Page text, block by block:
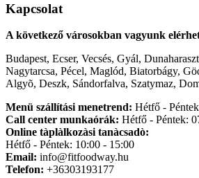
Kapcsolat
A következő városokban vagyunk
Budapest, Ecser, Vecsés, Gyál,
Nagytarcsa, Pécel, Maglód, Biatorbágy,
Algyõ, Deszk, Sándorfalva, Szatymaz,
Menü szállítási menetrend: Hétfő -
Call center munkaórák: Hétfő - Péntek:
Online tàplàlkozàsi tanàcsadò:
Hétfő - Péntek: 10:00 - 15:00
Email: info@fitfoodway.hu
Telefon: +36303193177